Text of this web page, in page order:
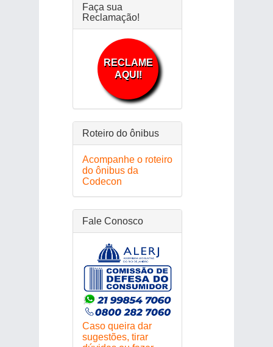
Faça sua
Reclamação!
RECLAME
AQUI!
Roteiro do ônibus
Acompanhe o roteiro
do ônibus da
Codecon
Fale Conosco
Caso queira dar
sugestões, tirar